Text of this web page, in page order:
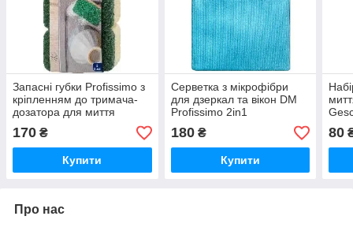
Запасні губки Profissimo з
кріпленням до тримача-
дозатора для миття
посуду, духовок і гриля від
DenkMit, 3 шт
170 ₴
Купити
Серветка з мікрофібри
для дзеркал та вікон DM
Profissimo 2in1
Fenstertuch aus
Mikrofeinfaser 1 шт
Німеччина
180₴
Купити
80
Про нас